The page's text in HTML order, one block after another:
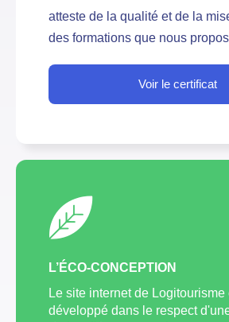
atteste de la qualité et de la
des formations que nous
Voir le certificat
L’ÉCO-CONCEPTION
Le site internet de Logitourisme
développé dans le respect